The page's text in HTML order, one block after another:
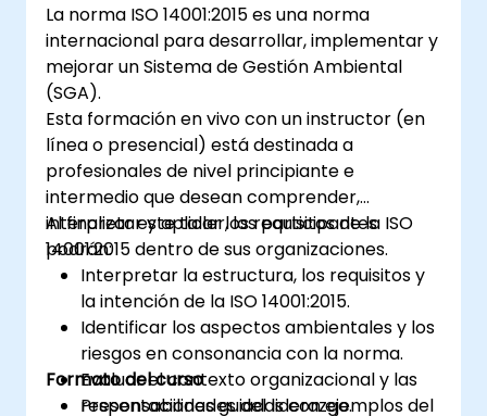
La norma ISO 14001:2015 es una norma
internacional para desarrollar, implementar y
mejorar un Sistema de Gestión Ambiental
(SGA).
Esta formación en vivo con un instructor (en
línea o presencial) está destinada a
profesionales de nivel principiante e
intermedio que desean comprender,
interpretar y aplicar los requisitos de la ISO
14001:2015 dentro de sus organizaciones.
Al finalizar este taller, los participantes
podrán:
Interpretar la estructura, los requisitos y
la intención de la ISO 14001:2015.
Identificar los aspectos ambientales y los
riesgos en consonancia con la norma.
Evaluar el contexto organizacional y las
responsabilidades del liderazgo.
Formato del curso
Presentaciones guiadas con ejemplos del